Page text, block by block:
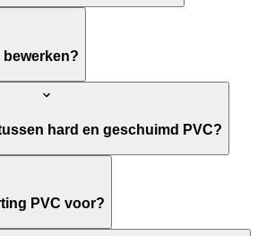
bewerken?
hard en geschuimd PVC?
PVC voor?